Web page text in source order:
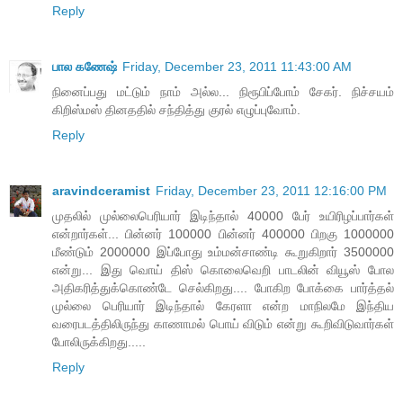
Reply
பால கணேஷ் Friday, December 23, 2011 11:43:00 AM
நினைப்பது மட்டும் நாம் அல்ல... நிரூபிப்போம் சேகர். நிச்சயம்
கிறிஸ்மஸ் தினததில் சந்தித்து குரல் எழுப்புவோம்.
Reply
aravindceramist Friday, December 23, 2011 12:16:00 PM
முதலில் முல்லைபெரியார் இடிந்தால் 40000 பேர் உயிரிழப்பார்கள்
என்றார்கள்... பின்னர் 100000 பின்னர் 400000 பிறகு 1000000
மீண்டும் 2000000 இப்போது உம்மன்சாண்டி கூறுகிறார் 3500000
என்று... இது வொய் திஸ் கொலைவெறி பாடலின் வியூஸ் போல
அதிகரித்துக்கொண்டே செல்கிறது.... போகிற போக்கை பார்த்தல்
முல்லை பெரியார் இடிந்தால் கேரளா என்ற மாநிலமே இந்திய
வரைபடத்திலிருந்து காணாமல் பொய் விடும் என்று கூறிவிடுவார்கள்
போலிருக்கிறது.....
Reply